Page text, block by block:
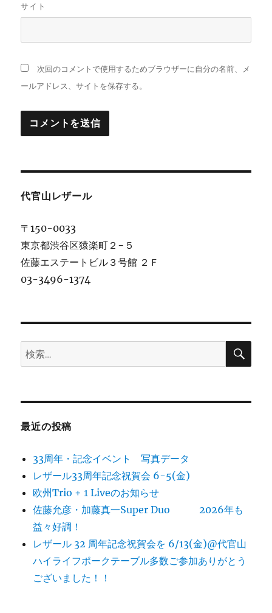
サイト
次回のコメントで使用するためブラウザーに自分の名前、メ
ールアドレス、サイトを保存する。
代官山レザール
〒150-0033
東京都渋谷区猿楽町２−５
佐藤エステートビル３号館 ２Ｆ
03-3496-1374
検
索:
検
最近の投稿
33周年・記念イベント 写真データ
レザール33周年記念祝賀会 6-5(金)
欧州Trio + 1 Liveのお知らせ
佐藤允彦・加藤真一Super Duo 2026年も
益々好調！
レザール 32 周年記念祝賀会を 6/13(金)@代官山
ハイライフポークテーブル多数ご参加ありがとう
ございました！！